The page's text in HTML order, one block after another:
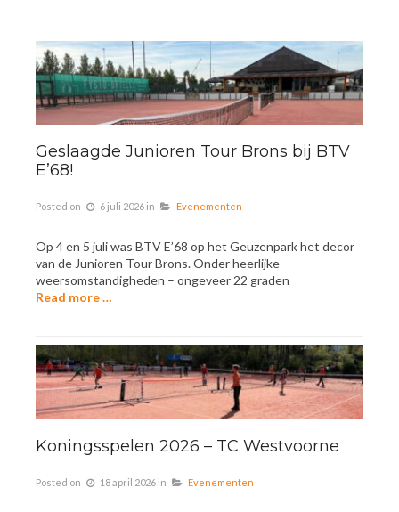
Geslaagde Junioren Tour Brons bij BTV
E’68!
Posted on 6 juli 2026 in Evenementen
Op 4 en 5 juli was BTV E’68 op het Geuzenpark het decor
van de Junioren Tour Brons. Onder heerlijke
weersomstandigheden – ongeveer 22 graden
Read more …
Koningsspelen 2026 – TC Westvoorne
Posted on 18 april 2026 in Evenementen